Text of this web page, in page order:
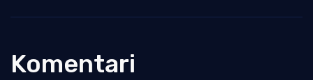
Komentari